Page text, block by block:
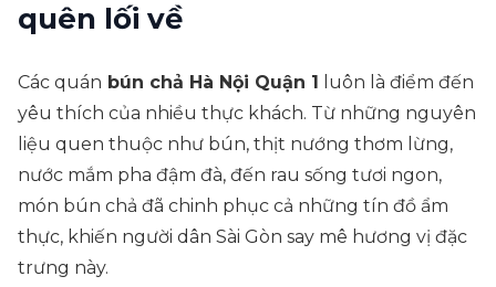
quên lối về
Các quán bún chả Hà Nội Quận 1 luôn là điểm đến
yêu thích của nhiều thực khách. Từ những nguyên
liệu quen thuộc như bún, thịt nướng thơm lừng,
nước mắm pha đậm đà, đến rau sống tươi ngon,
món bún chả đã chinh phục cả những tín đồ ẩm
thực, khiến người dân Sài Gòn say mê hương vị đặc
trưng này.